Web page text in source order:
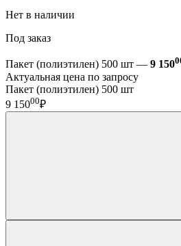
Нет в наличии
Под заказ
Пакет (полиэтилен) 500 шт — 9 150
Актуальная цена по запросу
Пакет (полиэтилен) 500 шт
9 15000₽